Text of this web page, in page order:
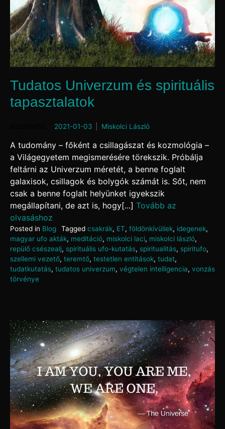
Tudatos Univerzum és spirituális
tapasztalatok
2021-01-03by Miskolci László
A tudomány – főként a csillagászat és kozmológia –
a Világegyetem megismerésére törekszik. Próbálja
feltárni az Univerzum méretét, a benne foglalt
galaxisok, csillagok és bolygók számát is. Sőt, nem
csak a benne foglalt helyünket igyekszik
megállapítani, de azt is, hogy[...] Tovább az
olvasáshoz
Posted in Blog Tagged csakrák, ET, földönkívüliek, idegenek,
magyar ufo akták, meditáció, miskolci laci, miskolci lászló,
repülő csészealj, spirituális ufo-kutatás, spiritualitás, spiritufo,
szellemi vezető, teremtő, testetlen entitások, tudat,
tudatkutatás, tudatos univerzum, végtelen intelligencia, vonzás
törvénye